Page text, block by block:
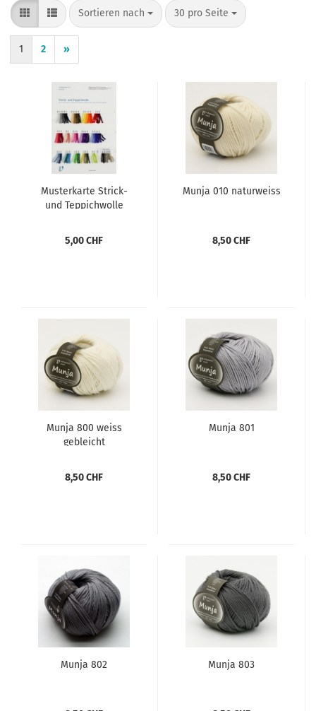
Sortieren nach
Sortieren nach 30 pro Seite
pro Seite
1 2 »
Musterkarte Strick-
und Teppichwolle
5,00 CHF
Munja 010 naturweiss
8,50 CHF
Munja 800 weiss
gebleicht
8,50 CHF
Munja 801
8,50 CHF
Munja 802 Munja 803